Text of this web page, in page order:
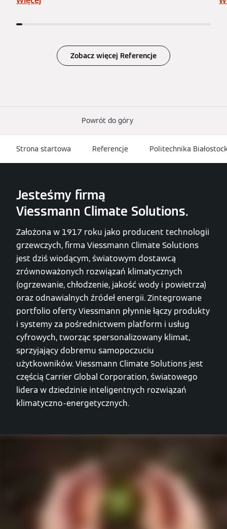
Zobacz więcej Referencje
Powrót do góry
Strona startowa Referencje Politechnika
Jesteśmy firmą
Viessmann Climate Solutions.
Założona w 1917 roku jako producent technologii
grzewczych, firma Viessmann Climate Solutions
jest dziś wiodącym, światowym dostawcą
zrównoważonych rozwiązań klimatycznych
(ogrzewanie, chłodzenie, jakość wody i powietrza)
oraz odnawialnych źródeł energii. Zintegrowane
portfolio oferty Viessmann płynnie łączy produkty
i systemy za pośrednictwem platform i usług
cyfrowych, tworząc spersonalizowany klimat,
sprzyjający dobremu samopoczuciu
użytkowników. Viessmann Climate Solutions jest
częścią Carrier Global Corporation, światowego
lidera w dziedzinie inteligentnych rozwiązań
klimatyczno-energetycznych.